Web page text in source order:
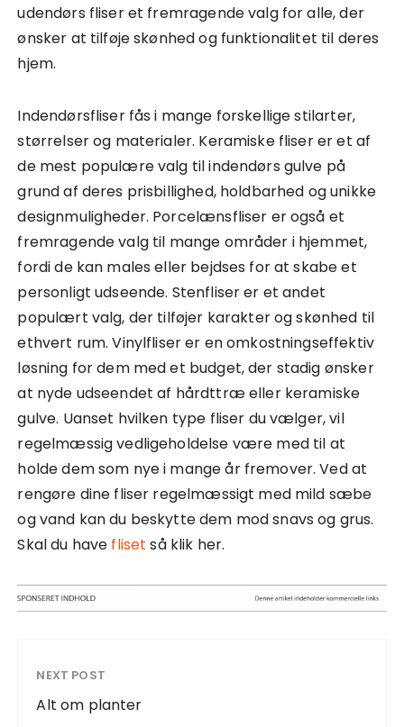
udendørs fliser et fremragende valg for alle, der
ønsker at tilføje skønhed og funktionalitet til deres
hjem.
Indendørsfliser fås i mange forskellige stilarter,
størrelser og materialer. Keramiske fliser er et af
de mest populære valg til indendørs gulve på
grund af deres prisbillighed, holdbarhed og unikke
designmuligheder. Porcelænsfliser er også et
fremragende valg til mange områder i hjemmet,
fordi de kan males eller bejdses for at skabe et
personligt udseende. Stenfliser er et andet
populært valg, der tilføjer karakter og skønhed til
ethvert rum. Vinylfliser er en omkostningseffektiv
løsning for dem med et budget, der stadig ønsker
at nyde udseendet af hårdttræ eller keramiske
gulve. Uanset hvilken type fliser du vælger, vil
regelmæssig vedligeholdelse være med til at
holde dem som nye i mange år fremover. Ved at
rengøre dine fliser regelmæssigt med mild sæbe
og vand kan du beskytte dem mod snavs og grus.
Skal du have fliset så klik her.
NEXT POST
Alt om planter